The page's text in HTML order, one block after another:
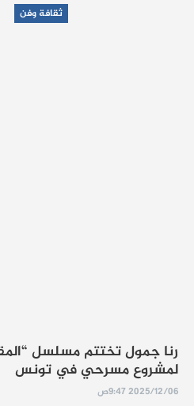
ثقافة وفن
رنا جمول تختتم مسلسل
لمشروع مسرحي في تونس
2025/12/06 9:47ص